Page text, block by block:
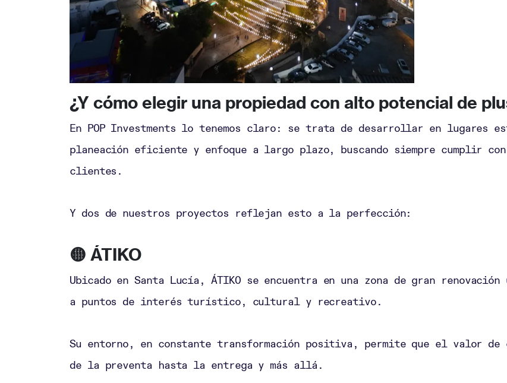
¿Y cómo elegir una propiedad con alto potencial de
En POP Investments lo tenemos claro: se trata de desarrollar en lugares
planeación eficiente y enfoque a largo plazo, buscando siempre cumplir
clientes.
Y dos de nuestros proyectos reflejan esto a la perfección:
🟡 ÁTIKO
Ubicado en Santa Lucía, ÁTIKO se encuentra en una zona de gran
a puntos de interés turístico, cultural y recreativo.
Su entorno, en constante transformación positiva, permite que el valor de
de la preventa hasta la entrega y más allá.